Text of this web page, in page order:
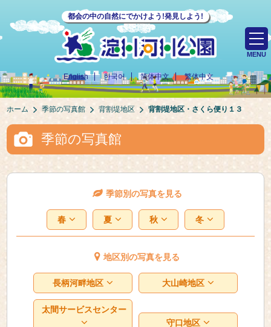
都会の中の自然にでかけよう!発見しよう!
English 한국어 简体中文 繁体中文
MENU
ホーム 季節の写真館 背割堤地区 背割堤地区・さくら便り１３
季節の写真館
季節別の写真を見る
春 夏 秋 冬
地区別の写真を見る
長柄河畔地区 大山崎地区
太間サービスセンター
守口地区